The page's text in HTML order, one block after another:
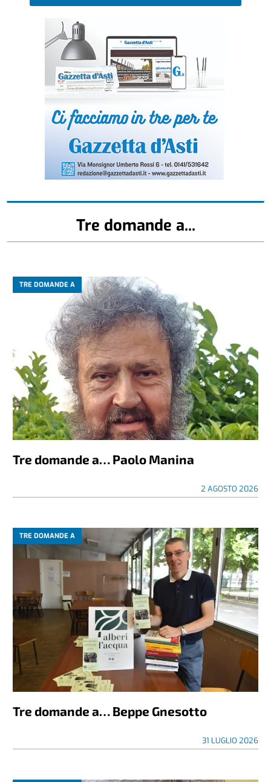
Tre domande a...
TRE DOMANDE A
Tre domande a… Paolo Manina
2 AGOSTO 2026
TRE DOMANDE A
Tre domande a… Beppe Gnesotto
31 LUGLIO 2026